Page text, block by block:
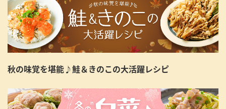
秋の味覚を堪能♪鮭＆きのこの大活躍レシピ